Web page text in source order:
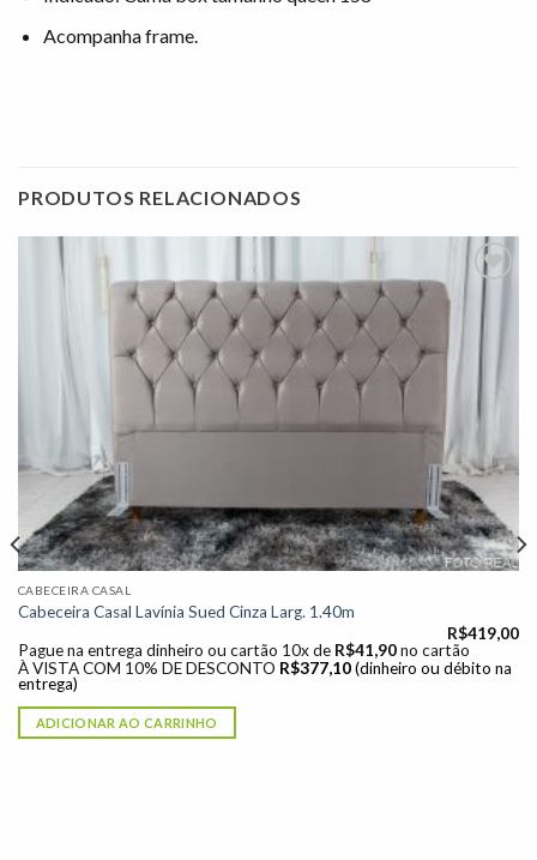
Acompanha frame.
PRODUTOS RELACIONADOS
CABECEIRA CASAL
Cabeceira Casal Lavínia Sued Cinza Larg. 1.40m
R$419,00
Pague na entrega dinheiro ou cartão 10x de R$41,90 no cartão
À VISTA COM 10% DE DESCONTO R$377,10 (dinheiro ou débito na
entrega)
ADICIONAR AO CARRINHO